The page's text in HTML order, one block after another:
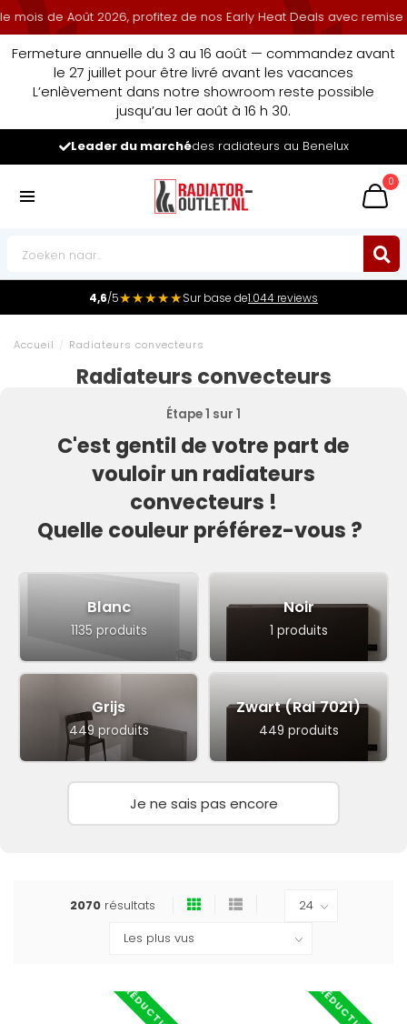
de Août 2026, profitez de nos Early Heat Deals avec remise
Fermeture annuelle du 3 au 16 août — commandez avant
le 27 juillet pour être livré avant les vacances
L’enlèvement dans notre showroom reste possible
jusqu’au 1er août à 16 h 30.
Leader du marchédes radiateurs au Benelux
0
4,6/5★★★★★Sur base de1.044 reviews
Accueil / Radiateurs convecteurs
Radiateurs convecteurs
Étape 1 sur 1
C'est gentil de votre part de
vouloir un radiateurs
convecteurs !
Quelle couleur préférez-vous ?
Blanc
1135 produits
Noir
1 produits
Grijs
449 produits
Zwart (Ral 7021)
449 produits
Je ne sais pas encore
2070résultats